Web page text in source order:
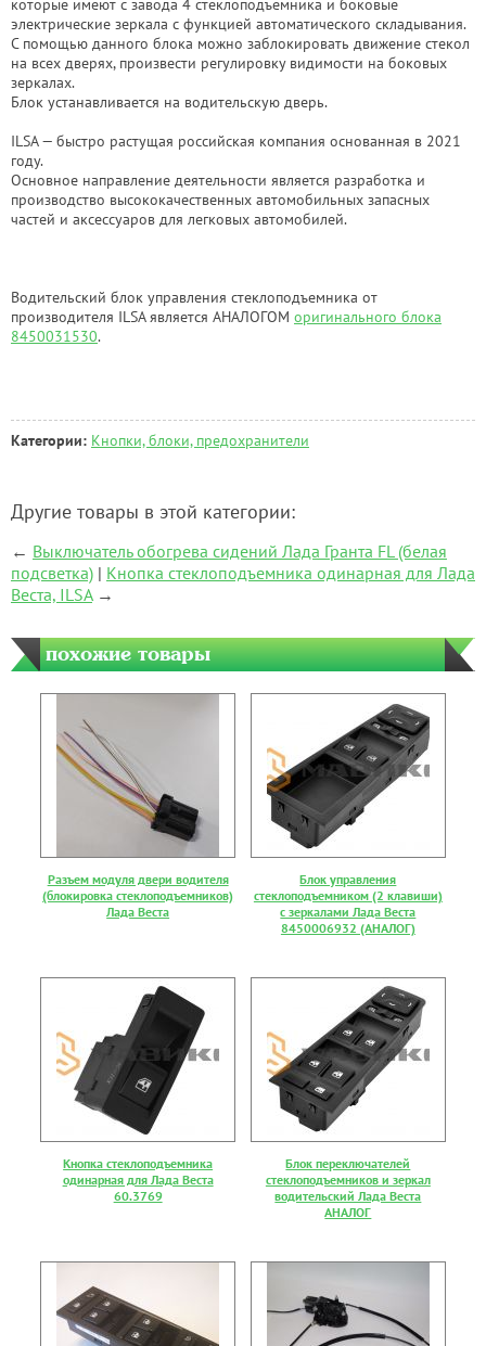
которые имеют с завода 4 стеклоподъемника и боковые
электрические зеркала с функцией автоматического складывания.
С помощью данного блока можно заблокировать движение стекол
на всех дверях, произвести регулировку видимости на боковых
зеркалах.
Блок устанавливается на водительскую дверь.
ILSA— быстро растущая российская компания основанная в 2021
году.
Основное направление деятельности является разработка и
производство высококачественных автомобильных запасных
частей и аксессуаров для легковых автомобилей.
Водительский блок управления стеклоподъемника от
производителя ILSA является АНАЛОГОМ оригинального блока
8450031530.
Категории: Кнопки, блоки, предохранители
Другие товары в этой категории:
← Выключатель обогрева сидений Лада Гранта FL (белая
подсветка) | Кнопка стеклоподъемника одинарная для Лада
Веста, ILSA→
похожие товары
Разъем модуля двери водителя
(блокировка стеклоподъемников)
Лада Веста
Блок управления
стеклоподъемником (2 клавиши)
с зеркалами Лада Веста
8450006932 (АНАЛОГ)
Кнопка стеклоподъемника
одинарная для Лада Веста
60.3769
Блок переключателей
стеклоподъемников и зеркал
водительский Лада Веста
АНАЛОГ